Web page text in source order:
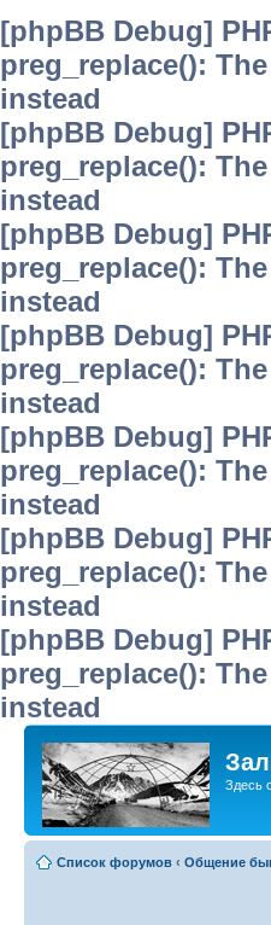
[phpBB Debug]
preg_replace():
instead
[phpBB Debug]
preg_replace():
instead
[phpBB Debug]
preg_replace():
instead
[phpBB Debug]
preg_replace():
instead
[phpBB Debug]
preg_replace():
instead
[phpBB Debug]
preg_replace():
instead
[phpBB Debug]
preg_replace():
instead
Здесь
Список форумов ‹ Общение